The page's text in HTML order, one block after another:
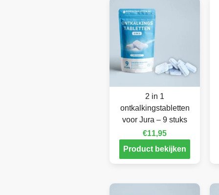
2 in 1
ontkalkingstabletten
voor Jura – 9 stuks
€11,95
Product bekijken